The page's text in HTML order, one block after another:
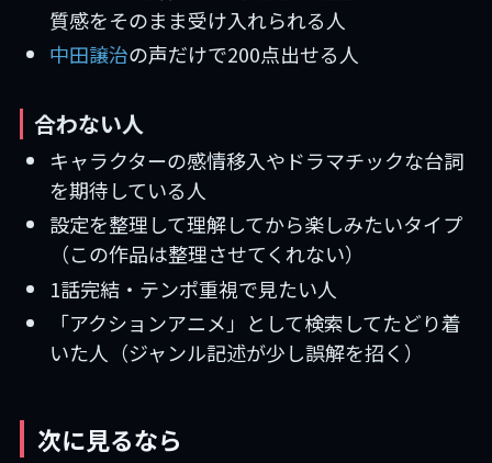
質感をそのまま受け入れられる人
中田譲治の声だけで200点出せる人
合わない人
キャラクターの感情移入やドラマチックな台詞
を期待している人
設定を整理して理解してから楽しみたいタイプ
（この作品は整理させてくれない）
1話完結・テンポ重視で見たい人
「アクションアニメ」として検索してたどり着
いた人（ジャンル記述が少し誤解を招く）
次に見るなら